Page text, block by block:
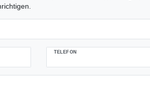
TELEFON